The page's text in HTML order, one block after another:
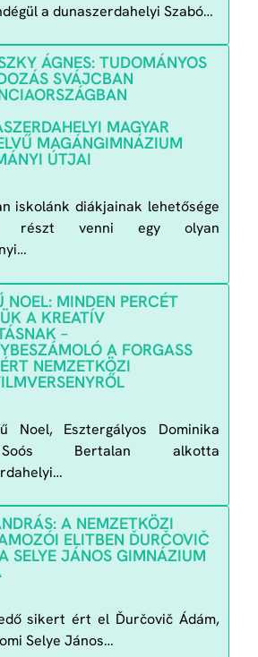
a dunaszerdahelyi Szabó…
ÁGNES: TUDOMÁNYOS
SVÁJCBAN
MAGYAR
MAGÁNGIMNÁZIUM
ÚTJAI
iskolánk diákjainak lehetősége
részt venni egy olyan
NOEL: MINDEN PERCÉT
A KREATÍV
–
A FORGASS
NEMZETKÖZI
Noel, Esztergályos Dominika
Bertalan alkotta
A NEMZETKÖZI
ELITBEN ĎURČOVIČ
SELYE JÁNOS GIMNÁZIUM
sikert ért el Ďurčovič Ádám,
Selye János…